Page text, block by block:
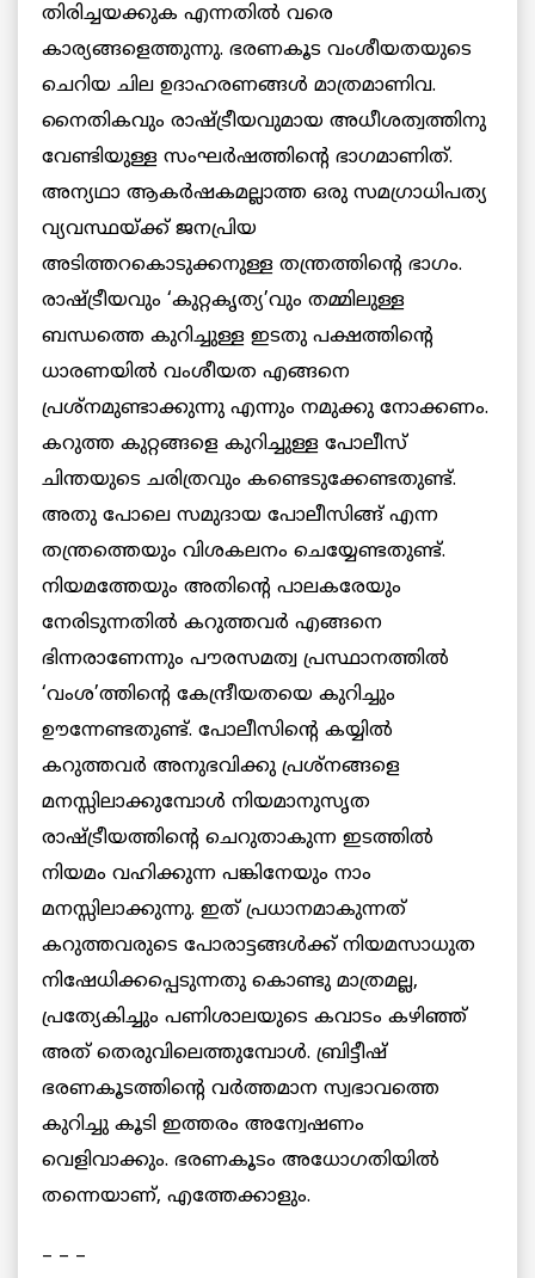
തിരിച്ചയക്കുക എന്നതില്‍ വരെ
കാര്യങ്ങളെത്തുന്നു. ഭരണകൂട വംശീയതയുടെ
ചെറിയ ചില ഉദാഹരണങ്ങള്‍ മാത്രമാണിവ.
നൈതികവും രാഷ്ട്രീയവുമായ അധീശത്വത്തിനു
വേണ്ടിയുള്ള സംഘര്‍ഷത്തിന്റെ ഭാഗമാണിത്.
അന്യഥാ ആകര്‍ഷകമല്ലാത്ത ഒരു സമഗ്രാധിപത്യ
വ്യവസ്ഥയ്ക്ക് ജനപ്രിയ
അടിത്തറകൊടുക്കനുള്ള തന്ത്രത്തിന്റെ ഭാഗം.
രാഷ്ട്രീയവും ‘കുറ്റകൃത്യ’വും തമ്മിലുള്ള
ബന്ധത്തെ കുറിച്ചുള്ള ഇടതു പക്ഷത്തിന്റെ
ധാരണയില്‍ വംശീയത എങ്ങനെ
പ്രശ്‌നമുണ്ടാക്കുന്നു എന്നും നമുക്കു നോക്കണം.
കറുത്ത കുറ്റങ്ങളെ കുറിച്ചുള്ള പോലീസ്
ചിന്തയുടെ ചരിത്രവും കണ്ടെടുക്കേണ്ടതുണ്ട്.
അതു പോലെ സമുദായ പോലീസിങ്ങ് എന്ന
തന്ത്രത്തെയും വിശകലനം ചെയ്യേണ്ടതുണ്ട്.
നിയമത്തേയും അതിന്റെ പാലകരേയും
നേരിടുന്നതില്‍ കറുത്തവര്‍ എങ്ങനെ
ഭിന്നരാണേന്നും പൗരസമത്വ പ്രസ്ഥാനത്തില്‍
‘വംശ’ത്തിന്റെ കേന്ദ്രീയതയെ കുറിച്ചും
ഊന്നേണ്ടതുണ്ട്. പോലീസിന്റെ കയ്യില്‍
കറുത്തവര്‍ അനുഭവിക്കു പ്രശ്‌നങ്ങളെ
മനസ്സിലാക്കുമ്പോള്‍ നിയമാനുസൃത
രാഷ്ട്രീയത്തിന്റെ ചെറുതാകുന്ന ഇടത്തില്‍
നിയമം വഹിക്കുന്ന പങ്കിനേയും നാം
മനസ്സിലാക്കുന്നു. ഇത് പ്രധാനമാകുന്നത്
കറുത്തവരുടെ പോരാട്ടങ്ങള്‍ക്ക് നിയമസാധുത
നിഷേധിക്കപ്പെടുന്നതു കൊണ്ടു മാത്രമല്ല,
പ്രത്യേകിച്ചും പണിശാലയുടെ കവാടം കഴിഞ്ഞ്
അത് തെരുവിലെത്തുമ്പോള്‍. ബ്രിട്ടീഷ്
ഭരണകൂടത്തിന്റെ വര്‍ത്തമാന സ്വഭാവത്തെ
കുറിച്ചു കൂടി ഇത്തരം അന്വേഷണം
വെളിവാക്കും. ഭരണകൂടം അധോഗതിയില്‍
തന്നെയാണ്, എത്തേക്കാളും.
– – –